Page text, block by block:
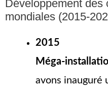
Développement des
mondiales (2015-
2015
Méga-
avons inauguré